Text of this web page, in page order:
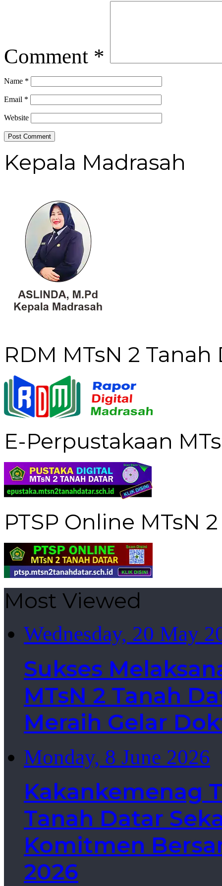
Comment *
Name *
Email *
Website
Kepala Madrasah
RDM MTsN 2 Tanah
E-Perpustakaan
PTSP Online MTsN
Most Viewed
Wednesday, 20 May
Sukses
MTsN 2 Tanah
Meraih Gelar
Monday, 8 June 2026
Kakankemenag
Tanah Datar
Komitmen
2026